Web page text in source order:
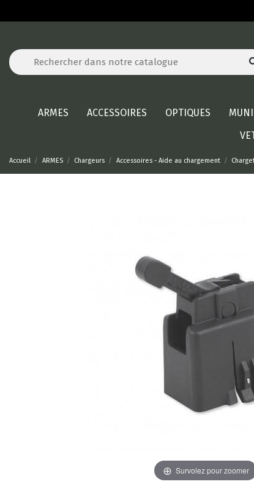
ARMES ACCESSOIRES OPTIQUES
Accueil ARMES Chargeurs Accessoires - Aide au chargement
Survolez pour zoomer